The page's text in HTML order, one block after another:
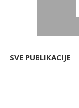
SVE PUBLIKACIJE